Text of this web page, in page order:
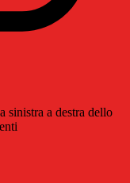
sinistra a destra dello